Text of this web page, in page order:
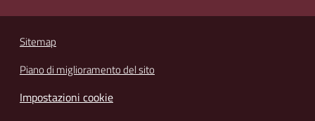
Sitemap
Piano di miglioramento del sito
Impostazioni cookie